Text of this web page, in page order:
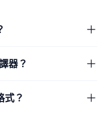
器？
式？